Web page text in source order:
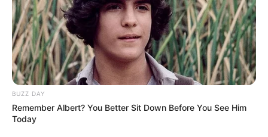
BUZZ DAY
Remember Albert? You Better Sit Down Before You See Him
Today